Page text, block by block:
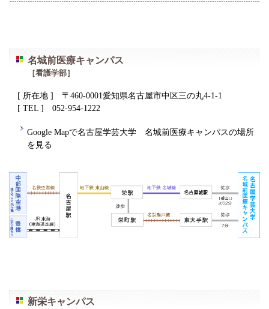
名城前医療キャンパス
［看護学部］
[ 所在地 ] 〒460-0001愛知県名古屋市中区三の丸4-1-1
[ TEL ] 052-954-1222
Google Mapで名古屋学芸大学 名城前医療キャンパスの場所
を見る
新栄キャンパス